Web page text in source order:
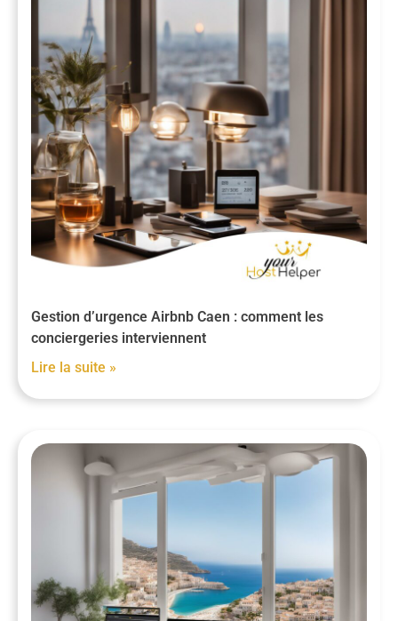
Gestion d’urgence Airbnb Caen : comment les
conciergeries interviennent
Lire la suite »